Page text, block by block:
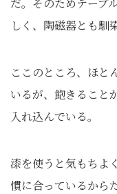
しく、陶磁器とも馴
ここのところ、ほと
いるが、飽きること
入れ込んでいる。
漆を使うと気もちよ
慣に合っているから